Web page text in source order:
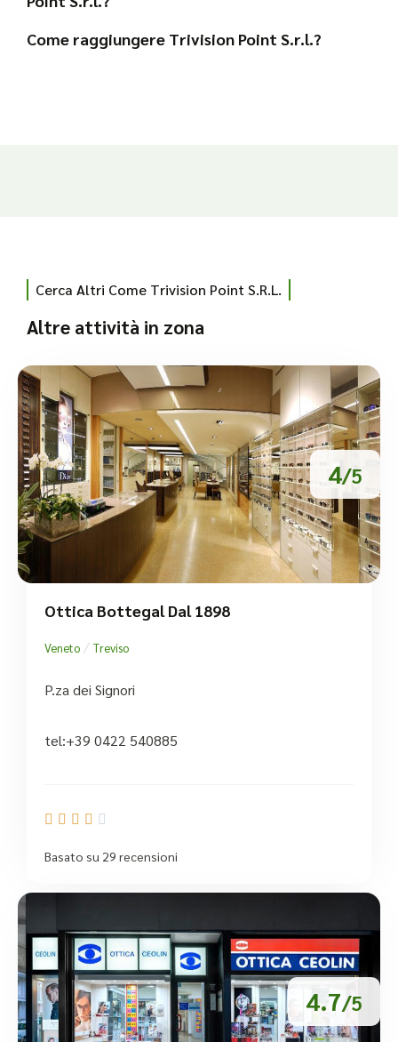
Come raggiungere Trivision Point S.r.l.?
Cerca Altri Come Trivision Point S.r.l.
Altre attività in zona
4/5
Ottica Bottegal Dal 1898
Veneto / Treviso
P.za dei Signori
tel:+39 0422 540885
    
Basato su 29 recensioni
4.7/5